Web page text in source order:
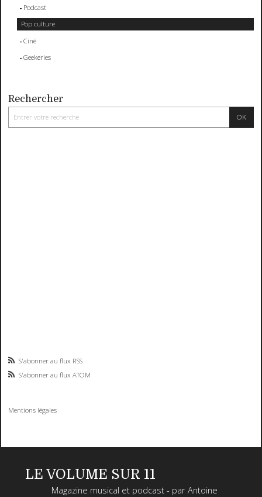
Podcast
Pop culture
Ciné
Geekeries
Rechercher
S'abonner au flux RSS
S'abonner au flux ATOM
Mentions légales
LE VOLUME SUR 11
Magazine musical et podcast - par Antoine